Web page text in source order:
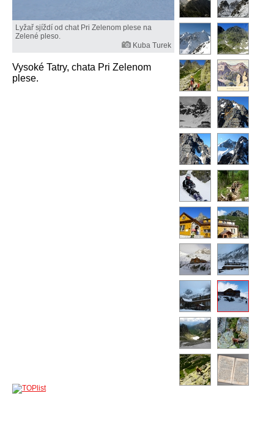
Lyžař sjíždí od chat Pri Zelenom plese na
Zelené pleso.
Kuba Turek
Vysoké Tatry, chata Pri Zelenom
plese.